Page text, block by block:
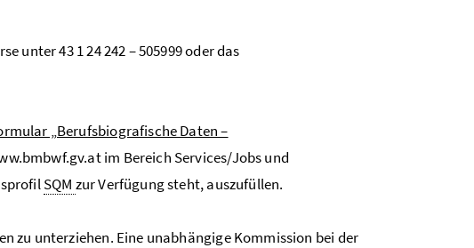
unter 43 1 24 242 – 505999 oder das
„Berufsbiografische Daten –
im Bereich Services/Jobs und
SQM zur Verfügung steht, auszufüllen.
zu unterziehen. Eine unabhängige Kommission bei der